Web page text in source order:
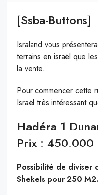
[ssba-Buttons]
Israland vous
terrains en israël que
la vente.
Pour commencer cette
Israël très intéressant
Hadéra 1
Prix : 450.000
Possibilité de diviser
Shekels pour 250 M2.